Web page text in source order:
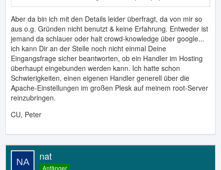
Aber da bin ich mit den Details leider überfragt, da von mir so
aus o.g. Gründen nicht benutzt & keine Erfahrung. Entweder ist
jemand da schlauer oder halt crowd-knowledge über google...
ich kann Dir an der Stelle noch nicht einmal Deine
Eingangsfrage sicher beantworten, ob ein Handler im Hosting
überhaupt eingebunden werden kann. Ich hatte schon
Schwierigkeiten, einen eigenen Handler generell über die
Apache-Einstellungen im großen Plesk auf meinem root-Server
reinzubringen.
CU, Peter
nat
Anfänger